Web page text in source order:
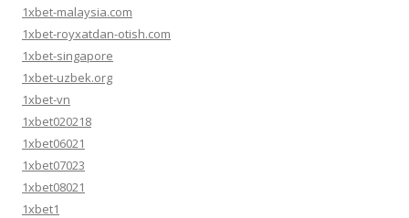
1xbet-malaysia.com
1xbet-royxatdan-otish.com
1xbet-singapore
1xbet-uzbek.org
1xbet-vn
1xbet020218
1xbet06021
1xbet07023
1xbet08021
1xbet1